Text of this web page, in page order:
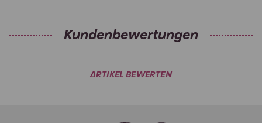
Kundenbewertungen
ARTIKEL BEWERTEN